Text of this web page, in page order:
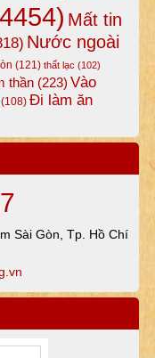
Mất tin
Nước ngoài
(121) thất lạc (102)
thần(223) Vào
(108) Đi làm ăn
Sài Gòn, Tp. Hồ Chí